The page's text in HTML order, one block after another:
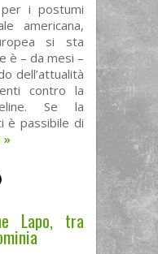
per i postumi
americana,
si sta
è – da mesi –
dell’attualità
contro la
Se la
è passibile di
»
Lapo, tra